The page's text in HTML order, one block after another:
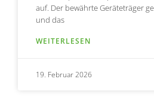
auf. Der bewährte Geräteträger
und das
WEITERLESEN
19. Februar 2026